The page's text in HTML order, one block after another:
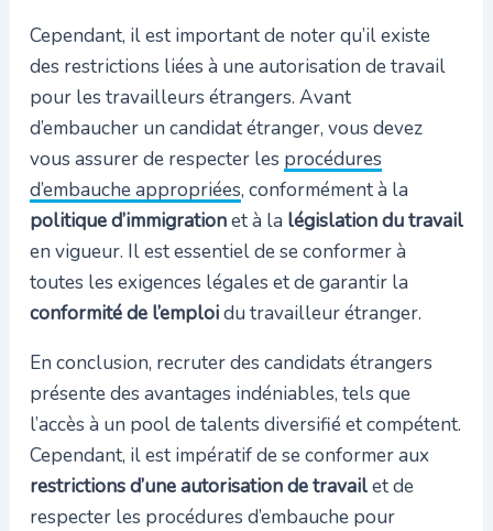
Cependant, il est important de noter qu’il existe
des restrictions liées à une autorisation de travail
pour les travailleurs étrangers. Avant
d’embaucher un candidat étranger, vous devez
vous assurer de respecter les procédures
d’embauche appropriées, conformément à la
politique d’immigrationet à la législation du travail
en vigueur. Il est essentiel de se conformer à
toutes les exigences légales et de garantir la
conformité de l’emploidu travailleur étranger.
En conclusion, recruter des candidats étrangers
présente des avantages indéniables, tels que
l’accès à un pool de talents diversifié et compétent.
Cependant, il est impératif de se conformer aux
restrictions d’une autorisation de travailet de
respecter les procédures d’embauche pour